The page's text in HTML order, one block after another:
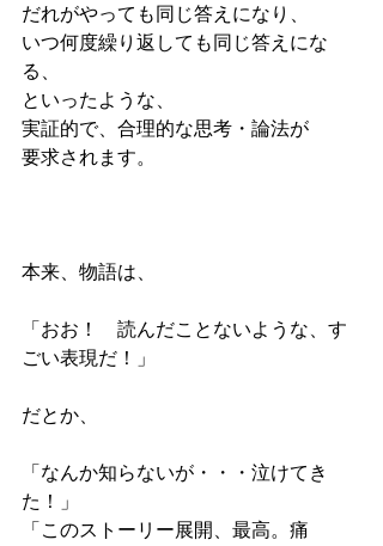
だれがやっても同じ答えになり、
いつ何度繰り返しても同じ答えにな
る、
といったような、
実証的で、合理的な思考・論法が
要求されます。
本来、物語は、
「おお！　読んだことないような、す
ごい表現だ！」
だとか、
「なんか知らないが・・・泣けてき
た！」
「このストーリー展開、最高。痛